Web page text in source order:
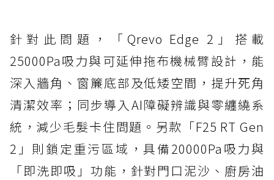
針對此問題，「Qrevo Edge 2」搭載
25000Pa吸力與可延伸拖布機械臂設計，能
深入牆角、窗簾底部及低矮空間，提升死角
清潔效率；同步導入AI障礙辨識與零纏繞系
統，減少毛髮卡住問題。另款「F25 RT Gen
2」則鎖定重污區域，具備20000Pa吸力與
「即洗即吸」功能，針對門口泥沙、廚房油